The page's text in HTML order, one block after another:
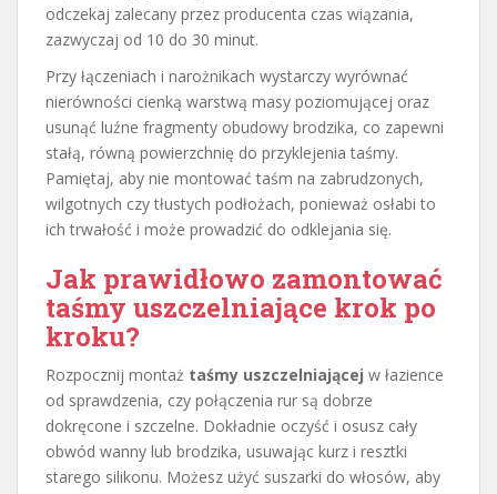
odczekaj zalecany przez producenta czas wiązania,
zazwyczaj od 10 do 30 minut.
Przy łączeniach i narożnikach wystarczy wyrównać
nierówności cienką warstwą masy poziomującej oraz
usunąć luźne fragmenty obudowy brodzika, co zapewni
stałą, równą powierzchnię do przyklejenia taśmy.
Pamiętaj, aby nie montować taśm na zabrudzonych,
wilgotnych czy tłustych podłożach, ponieważ osłabi to
ich trwałość i może prowadzić do odklejania się.
Jak prawidłowo zamontować
taśmy uszczelniające krok po
kroku?
Rozpocznij montaż taśmy uszczelniającej w łazience
od sprawdzenia, czy połączenia rur są dobrze
dokręcone i szczelne. Dokładnie oczyść i osusz cały
obwód wanny lub brodzika, usuwając kurz i resztki
starego silikonu. Możesz użyć suszarki do włosów, aby